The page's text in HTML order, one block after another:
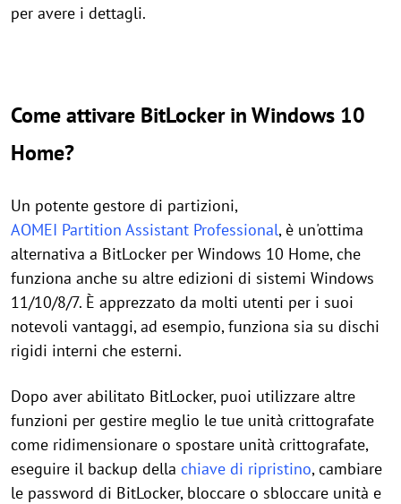
per avere i dettagli.
Come attivare BitLocker in Windows 10
Home?
Un potente gestore di partizioni,
AOMEI Partition Assistant Professional, è un'ottima
alternativa a BitLocker per Windows 10 Home, che
funziona anche su altre edizioni di sistemi Windows
11/10/8/7. È apprezzato da molti utenti per i suoi
notevoli vantaggi, ad esempio, funziona sia su dischi
rigidi interni che esterni.
Dopo aver abilitato BitLocker, puoi utilizzare altre
funzioni per gestire meglio le tue unità crittografate
come ridimensionare o spostare unità crittografate,
eseguire il backup della chiave di ripristino, cambiare
le password di BitLocker, bloccare o sbloccare unità e